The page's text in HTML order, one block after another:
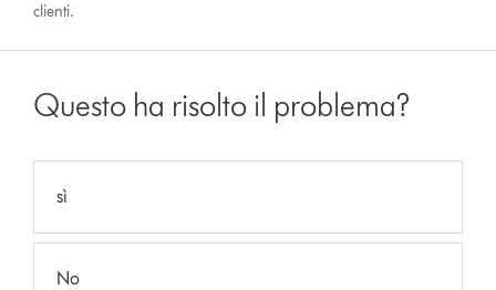
clienti.
Questo ha risolto il problema?
sì
No